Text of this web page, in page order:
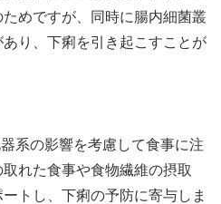
めですが、同時に腸内細菌叢
り、下痢を引き起こすことが
系の影響を考慮して食事に注
れた食事や食物繊維の摂取
トし、下痢の予防に寄与しま